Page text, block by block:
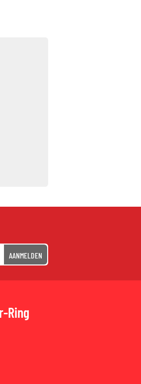
AANMELDEN
Ring